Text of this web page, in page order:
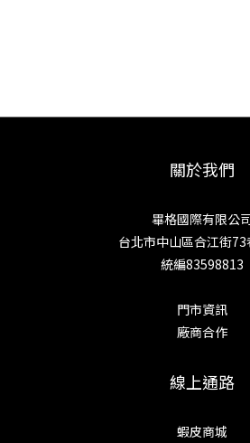
關於我們
畢格國際有限公
台北市中山區合江街
統編83598813
門市資訊
廠商合作
線上通路
蝦皮商城